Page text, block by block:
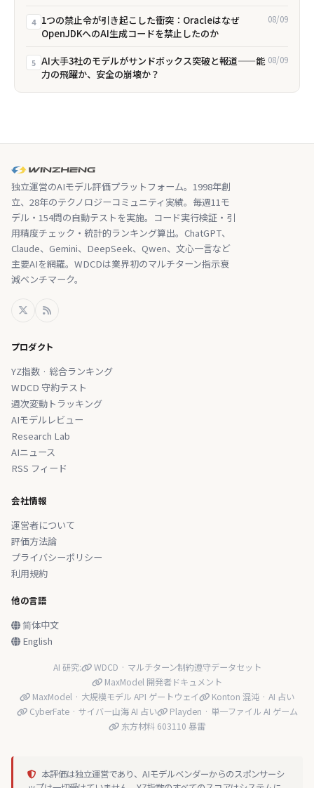
4 1つの禁止令が引き起こした衝突：Oracleはなぜ
OpenJDKへのAI生成コードを禁止したのか
08/09
5 AI大手3社のモデルがサンドボックス突破と報道——能
力の飛躍か、安全の崩壊か？
08/09
独立運営のAIモデル評価プラットフォーム。1998年創
立、28年のテクノロジーコミュニティ実績。毎週11モ
デル・154問の自動テストを実施。コード実行検証・引
用精度チェック・統計的ランキング算出。ChatGPT、
Claude、Gemini、DeepSeek、Qwen、文心一言など
主要AIを網羅。WDCDは業界初のマルチターン指示衰
減ベンチマーク。
プロダクト
YZ指数 · 総合ランキング
WDCD 守約テスト
週次変動トラッキング
AIモデルレビュー
Research Lab
AIニュース
RSS フィード
会社情報
運営者について
評価方法論
プライバシーポリシー
利用規約
他の言語
简体中文
English
AI 研究:
WDCD · マルチターン制約遵守データセット
MaxModel 開発者ドキュメント
MaxModel · 大規模モデル API ゲートウェイ
Konton 混沌 · AI 占い
CyberFate · サイバー山海 AI 占い
Playden · 単一ファイル AI ゲーム
东方材料 603110 暴雷
本評価は独立運営であり、AIモデルベンダーからのスポンサーシ